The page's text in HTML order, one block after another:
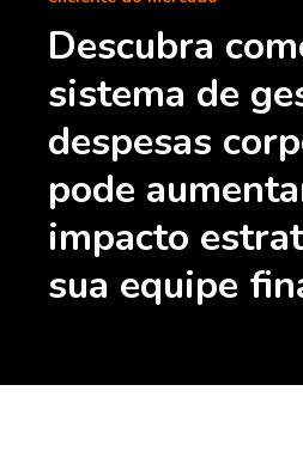
Descubra
sistema de
despesas
pode
impacto
sua equipe